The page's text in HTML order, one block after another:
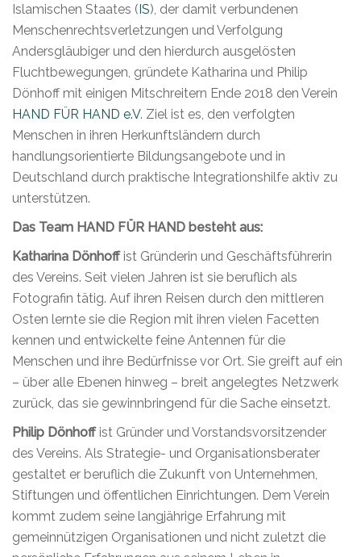
Islamischen Staates (IS), der damit verbundenen
Menschenrechtsverletzungen und Verfolgung
Andersgläubiger und den hierdurch ausgelösten
Fluchtbewegungen, gründete Katharina und Philip
Dönhoff mit einigen Mitschreitern Ende 2018 den Verein
HAND FÜR HAND e.V. Ziel ist es, den verfolgten
Menschen in ihren Herkunftsländern durch
handlungsorientierte Bildungsangebote und in
Deutschland durch praktische Integrationshilfe aktiv zu
unterstützen.
Das Team HAND FÜR HAND besteht aus:
Katharina Dönhoffist Gründerin und Geschäftsführerin
des Vereins. Seit vielen Jahren ist sie beruflich als
Fotografin tätig. Auf ihren Reisen durch den mittleren
Osten lernte sie die Region mit ihren vielen Facetten
kennen und entwickelte feine Antennen für die
Menschen und ihre Bedürfnisse vor Ort. Sie greift auf ein
– über alle Ebenen hinweg – breit angelegtes Netzwerk
zurück, das sie gewinnbringend für die Sache einsetzt.
Philip Dönhoffist Gründer und Vorstandsvorsitzender
des Vereins. Als Strategie- und Organisationsberater
gestaltet er beruflich die Zukunft von Unternehmen,
Stiftungen und öffentlichen Einrichtungen. Dem Verein
kommt zudem seine langjährige Erfahrung mit
gemeinnützigen Organisationen und nicht zuletzt die